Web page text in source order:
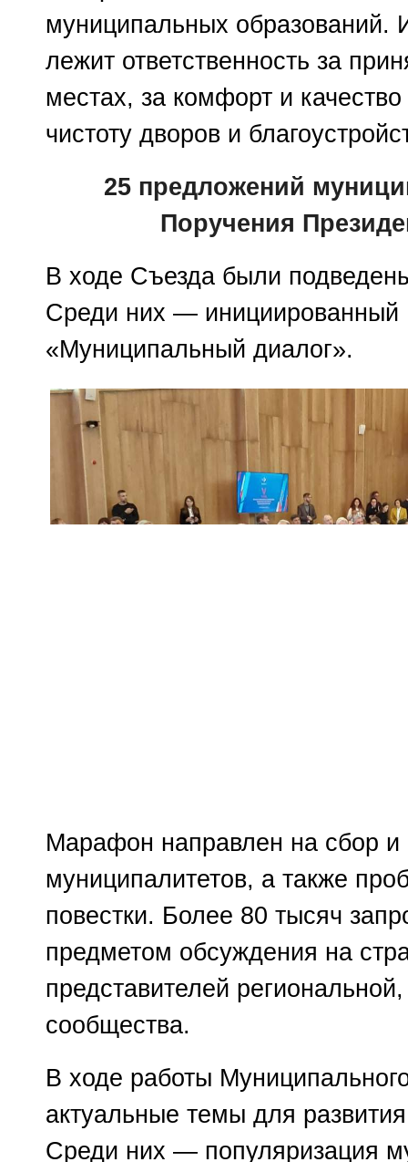
муниципальных
лежит ответственность за
местах, за комфорт и
чистоту дворов и
25 предложений
Поручения
В ходе Съезда были
Среди них —
«Муниципальный диалог».
Марафон направлен на сбор и
муниципалитетов, а также
повестки. Более 80 тысяч
предметом обсуждения на
представителей
сообщества.
В ходе работы
актуальные темы для
Среди них — популяризация